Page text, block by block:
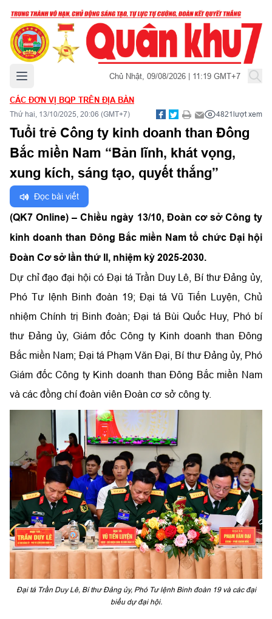
Mở menu chính Chủ Nhật, 09/08/2026 | 11:19 GMT+7
CÁC ĐƠN VỊ BQP TRÊN ĐỊA BÀN
Thứ hai, 13/10/2025, 20:06 (GMT+7) 4821lượt xem
Tuổi trẻ Công ty kinh doanh than Đông
Bắc miền Nam “Bản lĩnh, khát vọng,
xung kích, sáng tạo, quyết thắng”
Đọc bài viết
(QK7 Online) – Chiều ngày 13/10, Đoàn cơ sở Công ty
kinh doanh than Đông Bắc miền Nam tổ chức Đại hội
Đoàn Cơ sở lần thứ II, nhiệm kỳ 2025-2030.
Dự chỉ đạo đại hội có Đại tá Trần Duy Lê, Bí thư Đảng ủy,
Phó Tư lệnh Binh đoàn 19; Đại tá Vũ Tiến Luyện, Chủ
nhiệm Chính trị Binh đoàn; Đại tá Bùi Quốc Huy, Phó bí
thư Đảng ủy, Giám đốc Công ty Kinh doanh than Đông
Bắc miền Nam; Đại tá Phạm Văn Đại, Bí thư Đảng ủy, Phó
Giám đốc Công ty Kinh doanh than Đông Bắc miền Nam
và các đồng chí đoàn viên Đoàn cơ sở công ty.
Đại tá Trần Duy Lê, Bí thư Đảng ủy, Phó Tư lệnh Binh đoàn 19 và các đại
biểu dự đại hội.